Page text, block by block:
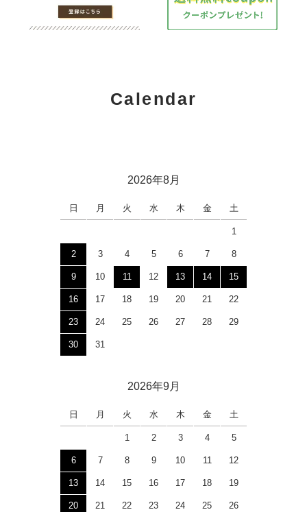
Calendar
2026年8月
日 月 火 水 木 金 土
1
2 3 4 5 6 7 8
9 10 11 12 13 14 15
16 17 18 19 20 21 22
23 24 25 26 27 28 29
30 31
2026年9月
日 月 火 水 木 金 土
1 2 3 4 5
6 7 8 9 10 11 12
13 14 15 16 17 18 19
20 21 22 23 24 25 26